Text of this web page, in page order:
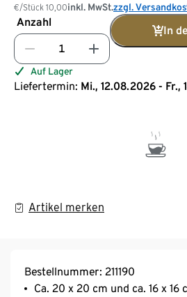
€/Stück 10,00inkl. MwSt.zzgl.
Anzahl
In
Auf Lager
Liefertermin: Mi., 12.08.2026 - Fr.,
Artikel merken
Bestellnummer: 211190
Ca. 20 x 20 cm und ca. 16 x 16